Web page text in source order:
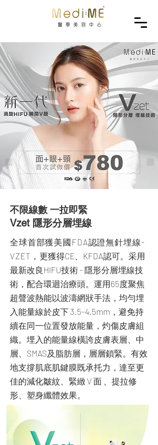
不限線數 一拉即緊
Vzet 隱形分層埋線
全球首部獲美國FDA認證無針埋線-
VZET，更獲得CE、KFDA認可。采用
最新改良HIFU技術 - 隱形分層埋線技
術，配合環迴治療頭。運用65度聚焦
超聲波熱能以波濤網狀手法，均勻埋
入能量線於皮下 3.5-4.5mm，避免持
續在同一位置發放能量，灼傷皮膚組
織。埋入的能量線橫誇皮膚表層、中
層、SMAS及脂肪層，層層鎖緊。有效
地支撐肌底肌鍵膜既承托力，達至更
佳的減化皺紋、緊緻 V 面 、提拉修
形、塑身纖體效果。